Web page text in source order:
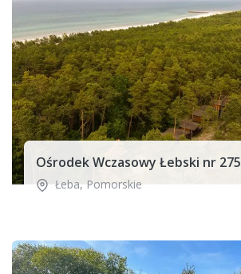
Ośrodek Wczasowy Łebski nr 275
Łeba,Pomorskie